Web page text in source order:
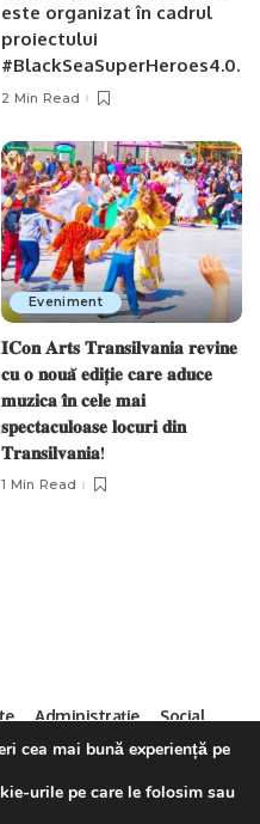
este organizat în cadrul
proiectului
#BlackSeaSuperHeroes4.0.
2 Min Read
Eveniment
𝐈𝐂𝐨𝐧 𝐀𝐫𝐭𝐬 𝐓𝐫𝐚𝐧𝐬𝐢𝐥𝐯𝐚𝐧𝐢𝐚 𝐫𝐞𝐯𝐢𝐧𝐞
𝐜𝐮 𝐨 𝐧𝐨𝐮𝐚̆ 𝐞𝐝𝐢𝐭̦𝐢𝐞 𝐜𝐚𝐫𝐞 𝐚𝐝𝐮𝐜𝐞
𝐦𝐮𝐳𝐢𝐜𝐚 𝐢̂𝐧 𝐜𝐞𝐥𝐞 𝐦𝐚𝐢
𝐬𝐩𝐞𝐜𝐭𝐚𝐜𝐮𝐥𝐨𝐚𝐬𝐞 𝐥𝐨𝐜𝐮𝐫𝐢 𝐝𝐢𝐧
𝐓𝐫𝐚𝐧𝐬𝐢𝐥𝐯𝐚𝐧𝐢𝐚!
1 Min Read
Administrație
Social
Servicii
Contact
cea mai bună experiență pe
urile pe care le folosim sau